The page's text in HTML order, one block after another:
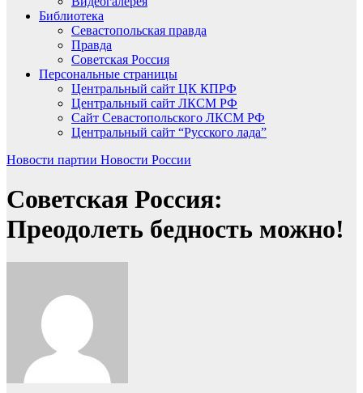
Библиотека
Севастопольская правда
Правда
Советская Россия
Персональные страницы
Центральный сайт ЦК КПРФ
Центральный сайт ЛКСМ РФ
Сайт Севастопольского ЛКСМ РФ
Центральный сайт “Русского лада”
Новости партии Новости России
Советская Россия:
Преодолеть бедность можно!